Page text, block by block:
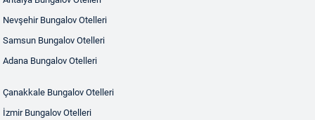
Nevşehir Bungalov Otelleri
Samsun Bungalov Otelleri
Adana Bungalov Otelleri
Çanakkale Bungalov Otelleri
İzmir Bungalov Otelleri